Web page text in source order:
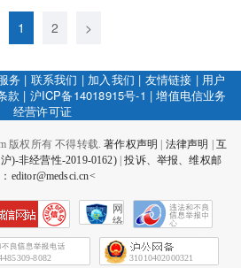
1 2 >
务 | 联系我们 | 加入我们 | 友情链接 | 用户
款 | 沪ICP备14018915号-1 |增值电信业务
经营许可证
版权所有 不得转载.著作权声明 法律声明
互
)-非经营性-2019-0162)|投诉、举报、维权邮
editor@medsci.cn<
网
络
会
征
8082 31010402000321